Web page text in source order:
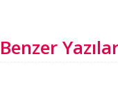
Benzer